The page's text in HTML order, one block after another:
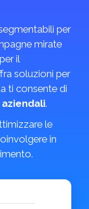
per
mirate
il
soluzioni per
ti consente di
.
le
in